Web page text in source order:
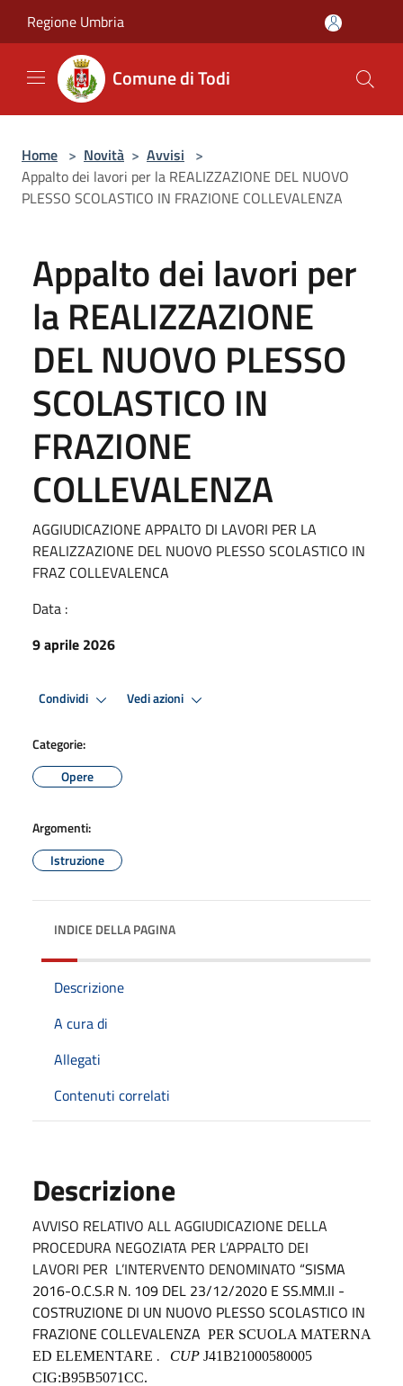
Regione Umbria
Comune di Todi
Home > Novità > Avvisi >
Appalto dei lavori per la REALIZZAZIONE DEL NUOVO
PLESSO SCOLASTICO IN FRAZIONE COLLEVALENZA
Appalto dei lavori per
la REALIZZAZIONE
DEL NUOVO PLESSO
SCOLASTICO IN
FRAZIONE
COLLEVALENZA
AGGIUDICAZIONE APPALTO DI LAVORI PER LA
REALIZZAZIONE DEL NUOVO PLESSO SCOLASTICO IN
FRAZ COLLEVALENCA
Data :
9 aprile 2026
Condividi Vedi azioni
Categorie:
Opere
Argomenti:
Istruzione
INDICE DELLA PAGINA
Descrizione
A cura di
Allegati
Contenuti correlati
Descrizione
AVVISO RELATIVO ALL AGGIUDICAZIONE DELLA
PROCEDURA NEGOZIATA PER L’APPALTO DEI
LAVORI PER L’INTERVENTO DENOMINATO “SISMA
2016-O.C.S.R N. 109 DEL 23/12/2020 E SS.MM.II -
COSTRUZIONE DI UN NUOVO PLESSO SCOLASTICO IN
FRAZIONE COLLEVALENZA PER SCUOLA MATERNA
ED ELEMENTARE . CUP J41B21000580005
CIG:B95B5071CC.